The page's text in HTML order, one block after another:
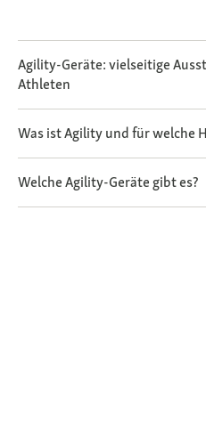
Agility-Geräte: vielseitige
Athleten
Was ist Agility und für welche
Welche Agility-Geräte gibt es?